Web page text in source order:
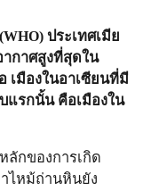
ประเทศเมีย
กาศสูงที่สุดใน
เมืองในอาเซียนที่มี
แรกนั้น คือเมืองใน
ลักของการเกิด
ไหม้ถ่านหินยัง